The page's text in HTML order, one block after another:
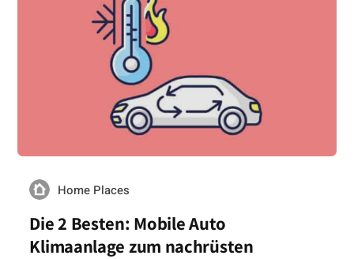
Home Places
Die 2 Besten: Mobile Auto
Klimaanlage zum nachrüsten